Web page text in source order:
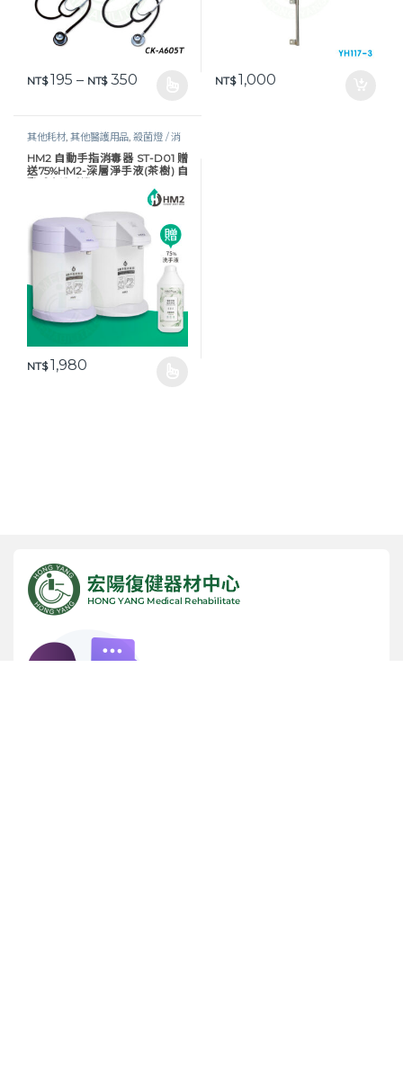
NT$195 – NT$350價格範圍：NT$ 195 到 NT$ 350
NT$1,000
其他耗材,其他醫護用品,殺菌燈 / 消
毒器 / 保溫器,照護耗材,生活保健, 酒
精 / 乾洗手,醫護器材,防疫物資
HM2 自動手指消毒器 ST-D01 贈
送75%HM2-深層淨手液(茶樹) 自
NT$1,980